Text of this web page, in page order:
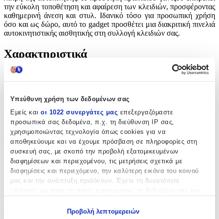
Υπεύθυνη χρήση των δεδομένων σας
Εμείς και οι 1022 συνεργάτες μας επεξεργαζόμαστε
προσωπικά σας δεδομένα, π.χ. τη διεύθυνση IP σας,
χρησιμοποιώντας τεχνολογία όπως cookies για να
αποθηκεύουμε και να έχουμε πρόσβαση σε πληροφορίες στη
συσκευή σας, με σκοπό την προβολή εξατομικευμένων
διαφημίσεων και περιεχομένου, τις μετρήσεις σχετικά με
διαφημίσεις και περιεχόμενο, την καλύτερη εικόνα του κοινού
μας και την ανάπτυξη προϊόντων. Έχετε τη δυνατότητα
Προβολή λεπτομερειών
την εύκολη τοποθέτηση και αφαίρεση των κλειδιών, προσφέροντας
καθημερινή άνεση και στυλ. Ιδανικό τόσο για προσωπική χρήση
όσο και ως δώρο, αυτό το gadget προσθέτει μια διακριτική πινελιά
αυτοκινητιστικής αισθητικής στη συλλογή κλειδιών σας.
Χαρακτηριστικά
Θέμα:
Τύπος:
Μπρελόκ
Υλικό:
Μεταλλικό
με Led: